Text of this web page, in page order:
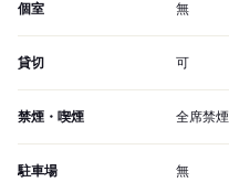
個室 無
貸切 可
禁煙・喫煙 全席禁煙
駐車場 無